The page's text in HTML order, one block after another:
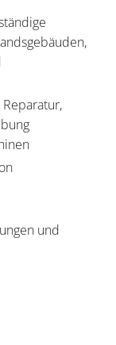
Reparatur,
und